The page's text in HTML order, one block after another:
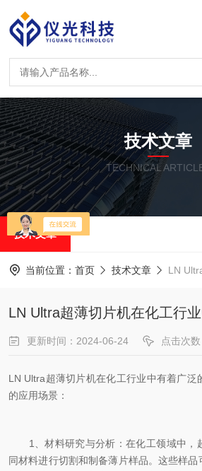
技术文章
TECHNICAL
技术文章
当前位置： 首页 技术文章 LN Ultra
LN Ultra超薄切片机在化工行
更新时间：2024-06-24 点击次
LN Ultra超薄切片机在化工行业中有着广泛
的应用场景：
1、材料研究与分析：在化工领域中，
同材料进行切割和制备薄片样品。这些样